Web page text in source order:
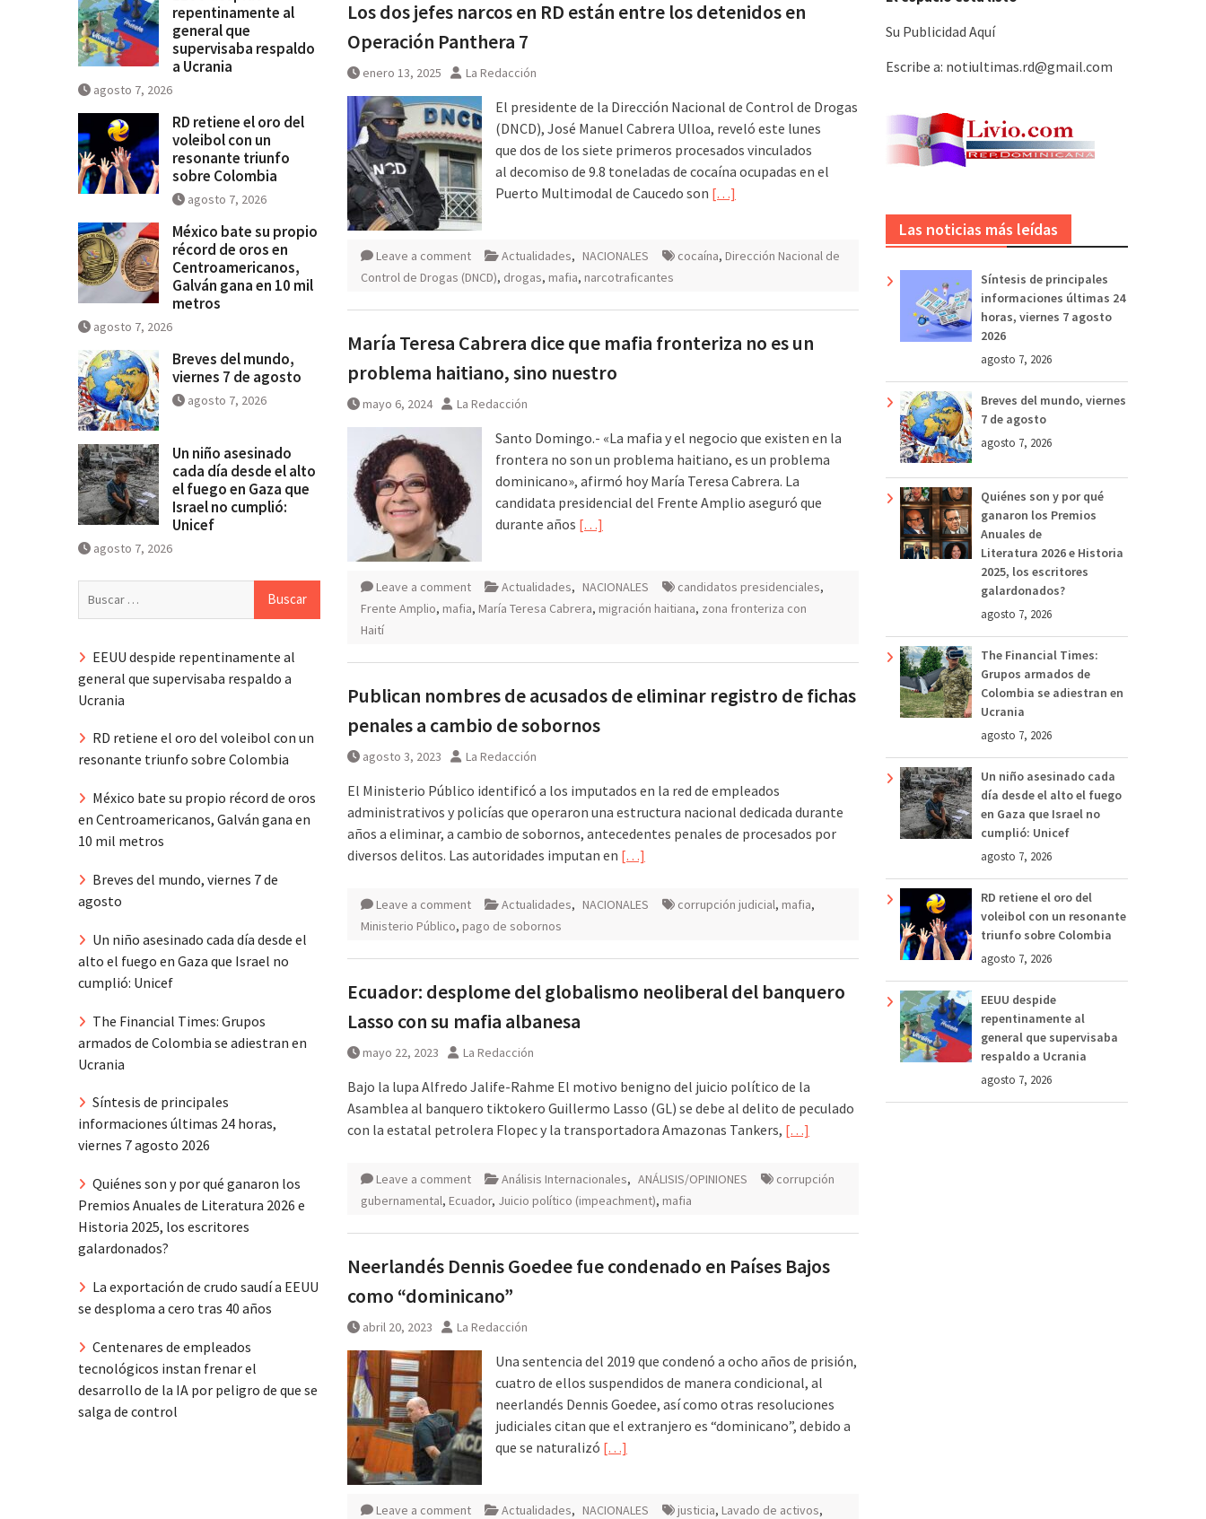
Los dos jefes narcos en RD están entre los detenidos en
Operación Panthera 7
enero 13, 2025 La Redacción
El presidente de la Dirección Nacional de Control de Drogas
(DNCD), José Manuel Cabrera Ulloa, reveló este lunes
que dos de los siete primeros procesados vinculados
al decomiso de 9.8 toneladas de cocaína ocupadas en el
Puerto Multimodal de Caucedo son […]
Leave a comment Actualidades, NACIONALES cocaína, Dirección Nacional de
Control de Drogas (DNCD), drogas, mafia, narcotraficantes
María Teresa Cabrera dice que mafia fronteriza no es un
problema haitiano, sino nuestro
mayo 6, 2024 La Redacción
Santo Domingo.- «La mafia y el negocio que existen en la
frontera no son un problema haitiano, es un problema
dominicano», afirmó hoy María Teresa Cabrera. La
candidata presidencial del Frente Amplio aseguró que
durante años […]
Leave a comment Actualidades, NACIONALES candidatos presidenciales,
Frente Amplio, mafia, María Teresa Cabrera, migración haitiana, zona fronteriza con
Haití
Publican nombres de acusados de eliminar registro de fichas
penales a cambio de sobornos
agosto 3, 2023 La Redacción
El Ministerio Público identificó a los imputados en la red de empleados
administrativos y policías que operaron una estructura nacional dedicada durante
años a eliminar, a cambio de sobornos, antecedentes penales de procesados por
diversos delitos. Las autoridades imputan en […]
Leave a comment Actualidades, NACIONALES corrupción judicial, mafia,
Ministerio Público, pago de sobornos
Ecuador: desplome del globalismo neoliberal del banquero
Lasso con su mafia albanesa
mayo 22, 2023 La Redacción
Bajo la lupa Alfredo Jalife-Rahme El motivo benigno del juicio político de la
Asamblea al banquero tiktokero Guillermo Lasso (GL) se debe al delito de peculado
con la estatal petrolera Flopec y la transportadora Amazonas Tankers, […]
Leave a comment Análisis Internacionales, ANÁLISIS/OPINIONES
corrupción
gubernamental, Ecuador, Juicio político (impeachment), mafia
Neerlandés Dennis Goedee fue condenado en Países Bajos
como “dominicano”
abril 20, 2023 La Redacción
Una sentencia del 2019 que condenó a ocho años de prisión,
cuatro de ellos suspendidos de manera condicional, al
neerlandés Dennis Goedee, así como otras resoluciones
judiciales citan que el extranjero es “dominicano”, debido a
que se naturalizó […]
Leave a comment Actualidades, NACIONALES justicia, Lavado de activos,
Su Publicidad Aquí
Escribe a: notiultimas.rd@gmail.com
Las noticias más leídas
Síntesis de principales
informaciones últimas 24
horas, viernes 7 agosto
2026
agosto 7, 2026
Breves del mundo, viernes
7 de agosto
agosto 7, 2026
Quiénes son y por qué
ganaron los Premios
Anuales de
Literatura 2026 e Historia
2025, los escritores
galardonados?
agosto 7, 2026
The Financial Times:
Grupos armados de
Colombia se adiestran en
Ucrania
agosto 7, 2026
Un niño asesinado cada
día desde el alto el fuego
en Gaza que Israel no
cumplió: Unicef
agosto 7, 2026
RD retiene el oro del
voleibol con un resonante
triunfo sobre Colombia
agosto 7, 2026
EEUU despide
repentinamente al
general que supervisaba
respaldo a Ucrania
agosto 7, 2026
repentinamente al
general que
supervisaba respaldo
a Ucrania
agosto 7, 2026
RD retiene el oro del
voleibol con un
resonante triunfo
sobre Colombia
agosto 7, 2026
México bate su propio
récord de oros en
Centroamericanos,
Galván gana en 10 mil
metros
agosto 7, 2026
Breves del mundo,
viernes 7 de agosto
agosto 7, 2026
Un niño asesinado
cada día desde el alto
el fuego en Gaza que
Israel no cumplió:
Unicef
agosto 7, 2026
EEUU despide repentinamente al
general que supervisaba respaldo a
Ucrania
RD retiene el oro del voleibol con un
resonante triunfo sobre Colombia
México bate su propio récord de oros
en Centroamericanos, Galván gana en
10 mil metros
Breves del mundo, viernes 7 de
agosto
Un niño asesinado cada día desde el
alto el fuego en Gaza que Israel no
cumplió: Unicef
The Financial Times: Grupos
armados de Colombia se adiestran en
Ucrania
Síntesis de principales
informaciones últimas 24 horas,
viernes 7 agosto 2026
Quiénes son y por qué ganaron los
Premios Anuales de Literatura 2026 e
Historia 2025, los escritores
galardonados?
La exportación de crudo saudí a EEUU
se desploma a cero tras 40 años
Centenares de empleados
tecnológicos instan frenar el
desarrollo de la IA por peligro de que se
salga de control